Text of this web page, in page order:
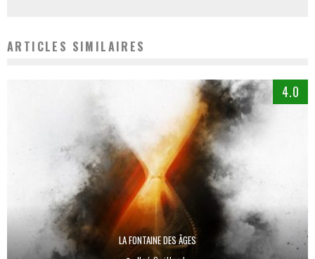
ARTICLES SIMILAIRES
4.0
LA FONTAINE DES ÂGES